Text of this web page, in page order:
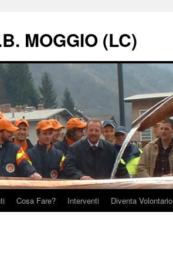
MOGGIO (LC)
Cosa Fare? Interventi Diventa Volontario